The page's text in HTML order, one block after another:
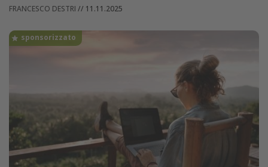
FRANCESCO DESTRI // 11.11.2025